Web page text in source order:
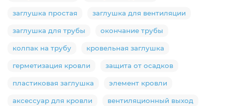
заглушка простая заглушка для вентиляции
заглушка для трубы окончание трубы
колпак на трубу кровельная заглушка
герметизация кровли защита от осадков
пластиковая заглушка элемент кровли
аксессуар для кровли вентиляционный выход